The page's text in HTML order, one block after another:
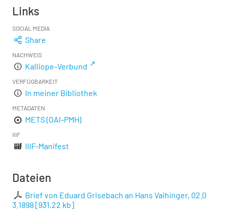
Links
SOCIAL MEDIA
Share
NACHWEIS
Kalliope-Verbund
VERFÜGBARKEIT
In meiner Bibliothek
METADATEN
METS (OAI-PMH)
IIIF
IIIF-Manifest
Dateien
Brief von Eduard Grisebach an Hans Vaihinger, 02.0
3.1898[931,22 kb]